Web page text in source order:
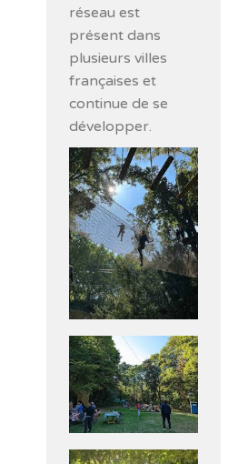
réseau est
présent dans
plusieurs villes
françaises et
continue de se
développer.